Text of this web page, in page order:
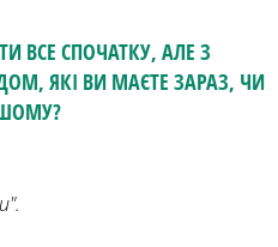
ВСЕ СПОЧАТКУ, АЛЕ З
ЯКІ ВИ МАЄТЕ ЗАРАЗ, ЧИ